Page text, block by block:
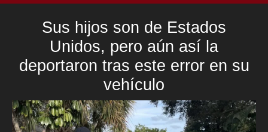
Sus hijos son de Estados
Unidos, pero aún así la
deportaron tras este error en su
vehículo